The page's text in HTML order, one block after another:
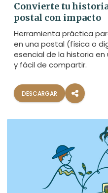
Convierte tu
postal con impacto
Herramienta práctica
en una postal (física o
esencial de la historia
y fácil de compartir.
DESCARGAR